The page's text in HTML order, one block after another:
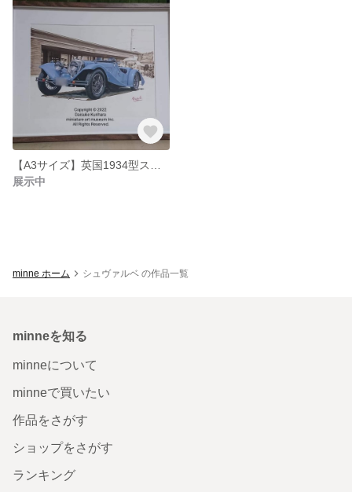
展示中
minne ホーム シュヴァルベ の作品一覧
minneを知る
minneについて
minneで買いたい
作品をさがす
ショップをさがす
ランキング